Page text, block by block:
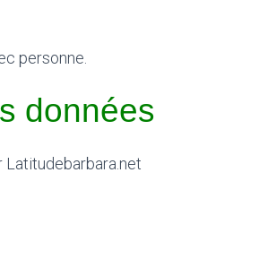
personne.
données